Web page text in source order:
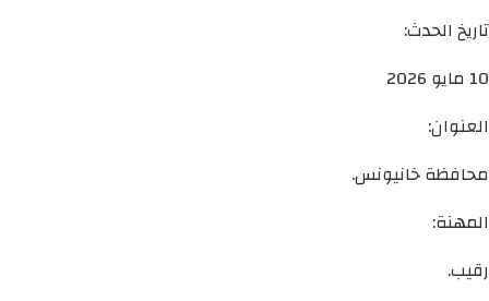
تاريخ الحدث:
10 مايو 2026
العنوان:
محافظة خانيونس.
المهنة:
رقيب.